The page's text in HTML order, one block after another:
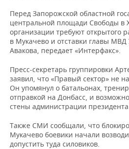
КОМУ ПРИНАДЛЕЖАТ
ТОРГОВЫЕ ЦЕНТРЫ
ТАТАРСТАНА
БЮДЖЕТ
ИНВЕСТИЦИИ
АГРОПРОМ
МАШИНОСТРОЕНИЕ
НЕФТЬ
ОПК
ЭНЕРГЕТИКА
НОВОСТИ АВТО
БИЗНЕС
НОВОСТИ БИЗНЕСА
РОЗНИЧНАЯ ТОРГОВЛЯ
ТРАНСПОРТ
ТЕХНОЛОГИИ
НОВОСТИ ТЕХНОЛОГИЙ
IT
ТЕЛЕКОММУНИКАЦИИ
МЕРОПРИЯТИЯ
НОВОСТИ МЕРОПРИЯТИЙ
БИЗНЕС-БРАНЧИ
СПОРТ
ФУТБОЛ
НОВОСТИ ОБЩЕСТВА
ФОТОГАЛЕРЕЯ
Перед Запорожской областной
центральной площади Свободы в
организации требуют открытого
в Мукачево и отставки главы
Авакова, передает «Интерфакс».
Пресс-секретарь группировки
заявил, что «Правый сектор» не
Он упомянул о батальонах,
отправкой на Донбасс, и
стены администрации
Также СМИ сообщали, что
Мукачево боевики начали
допустить туда силовиков.